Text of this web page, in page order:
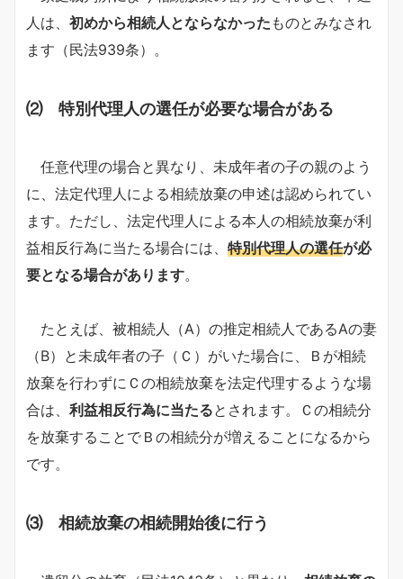
人は、 初めから相続人とならなかった ものとみなされ
ます（民法939条）。
⑵ 特別代理人の選任が必要な場合がある
任意代理の場合と異なり、未成年者の子の親のよう
に、法定代理人による相続放棄の申述は認められてい
ます。ただし、法定代理人による本人の相続放棄が利
益相反行為に当たる場合には、 特別代理人の選任が必
要となる場合があります。
たとえば、被相続人（A）の推定相続人であるAの妻
（B）と未成年者の子（Ｃ）がいた場合に、Ｂが相続
放棄を行わずにＣの相続放棄を法定代理するような場
合は、 利益相反行為に当たるとされます。Ｃの相続分
を放棄することでＢの相続分が増えることになるから
です。
⑶ 相続放棄の相続開始後に行う